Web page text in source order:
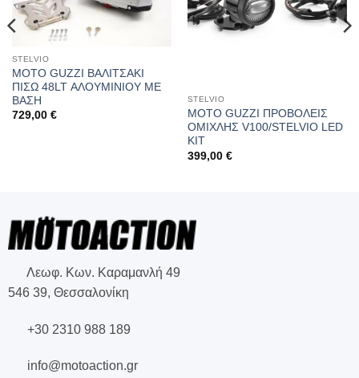
STELVIO
MOTO GUZZI ΒΑΛΙΤΣΑΚΙ
ΠΙΣΩ 48LT ΑΛΟΥΜΙΝΙΟΥ ΜΕ
ΒΑΣΗ
729,00 €
STELVIO
MOTO GUZZI ΠΡΟΒΟΛΕΙΣ
ΟΜΙΧΛΗΣ V100/STELVIO LED
KIT
399,00 €
Λεωφ. Κων. Καραμανλή 49
546 39, Θεσσαλονίκη
+30 2310 988 189
info@motoaction.gr